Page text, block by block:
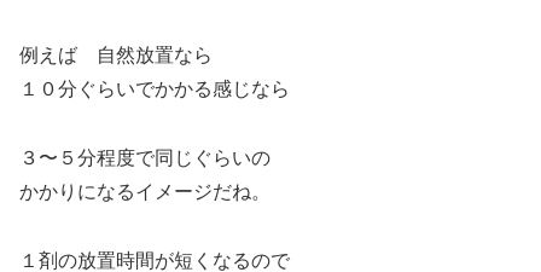
例えば 自然放置なら
１０分ぐらいでかかる感じなら
３〜５分程度で同じぐらいの
かかりになるイメージだね。
１剤の放置時間が短くなるので